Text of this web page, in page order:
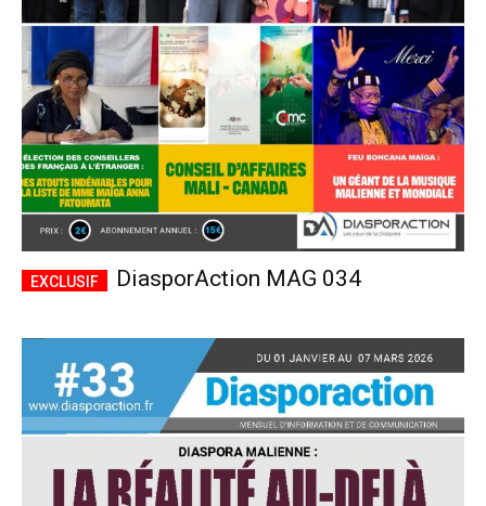
DiasporAction MAG 034